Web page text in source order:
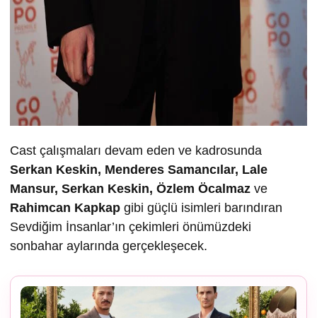
Cast çalışmaları devam eden ve kadrosunda
Serkan Keskin, Menderes Samancılar, Lale
Mansur, Serkan Keskin, Özlem Öcalmaz ve
Rahimcan Kapkap gibi güçlü isimleri barındıran
Sevdiğim İnsanlar’ın çekimleri önümüzdeki
sonbahar aylarında gerçekleşecek.